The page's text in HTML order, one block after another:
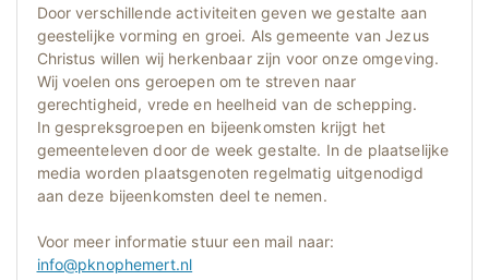
Door verschillende activiteiten geven we gestalte aan
geestelijke vorming en groei. Als gemeente van Jezus
Christus willen wij herkenbaar zijn voor onze omgeving.
Wij voelen ons geroepen om te streven naar
gerechtigheid, vrede en heelheid van de schepping.
In gespreksgroepen en bijeenkomsten krijgt het
gemeenteleven door de week gestalte. In de plaatselijke
media worden plaatsgenoten regelmatig uitgenodigd
aan deze bijeenkomsten deel te nemen.
Voor meer informatie stuur een mail naar:
info@pknophemert.nl